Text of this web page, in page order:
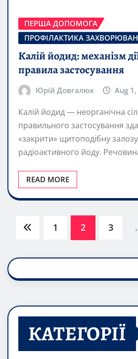
ПЕРША ДОПОМОГА
ПРОФІЛАКТИКА
Калій йодид: механізм
правила застосування
Юрій Довгалюк Aug
Калій йодид — неорганічна
правильного застосування
«закрити» щитоподібну залозу
радіоактивного йоду.
READ MORE
Posts
pagination
1 2 3
КАТЕГОРІЇ